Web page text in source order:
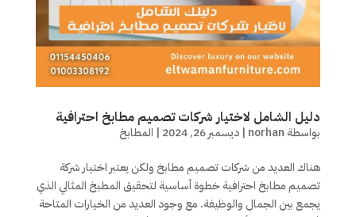
دليل الشامل لاختيار شركات تصميم مطابخ احترافية
بواسطة norhan
| ديسمبر 26, 2024 | المطابخ
هناك العديد من شركات تصميم مطابخ ولكن يعتبر اختيار شركة
تصميم مطابخ احترافية خطوة أساسية لتحقيق المطبخ المثالي الذي
يجمع بين الجمال والوظيفة. مع وجود العديد من الخيارات المتاحة